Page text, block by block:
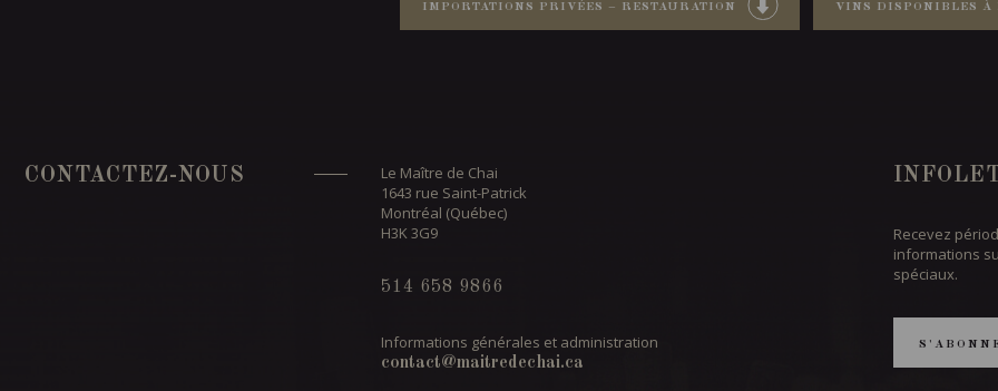
IMPORTATIONS PRIVÉES – RESTAURATION VINS DISPONIBLES À
CONTACTEZ-NOUS
Le Maître de Chai
1643 rue Saint-Patrick
Montréal (Québec)
H3K 3G9
514 658 9866
Informations générales et administration
contact@maitredechai.ca
Recevez
informations
spéciaux.